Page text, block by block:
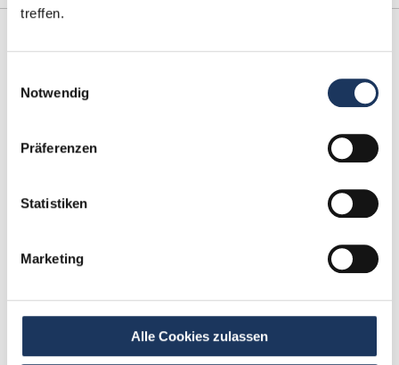
treffen.
Notwendig
Präferenzen
Statistiken
Marketing
Alle Cookies zulassen
Gerne helfe ich Ihnen dabei, eine neue Stelle in
mich gerne, wenn Sie Fragen zu unserem Service